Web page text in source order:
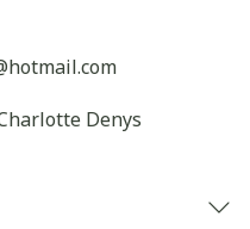
hotmail.com
Denys